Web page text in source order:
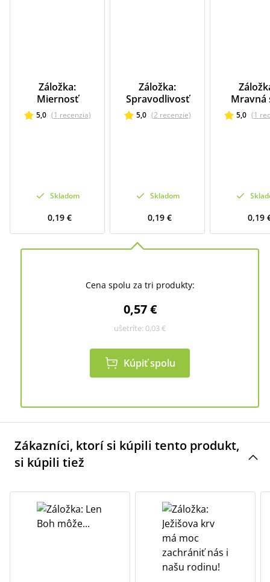
Záložka:
Miernosť
5,0 (1 recenzia)
Skladom
0,19 €
Záložka:
Spravodlivosť
5,0 (2 recenzie)
Skladom
0,19 €
Mravná
5,0 (1
0,19
Cena spolu za tri produkty:
0,57 €
ušetríte: 0,03 €
Kúpiť spolu
Zákazníci, ktorí si kúpili tento produkt,
si kúpili tiež